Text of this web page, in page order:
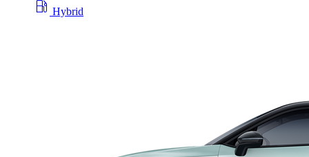
local_gas_station Hybrid